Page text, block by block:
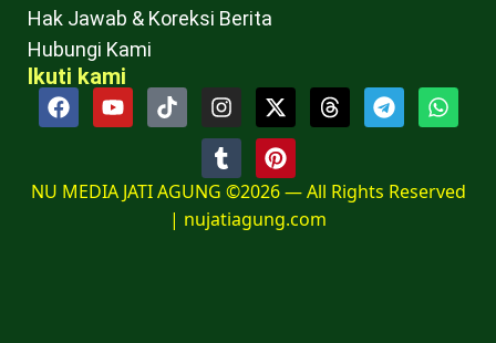
Hak Jawab & Koreksi Berita
Hubungi Kami
Ikuti kami
NU MEDIA JATI AGUNG ©2026 — All Rights Reserved
| nujatiagung.com